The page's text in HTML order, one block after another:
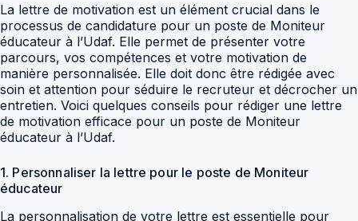
La lettre de motivation est un élément crucial dans le
processus de candidature pour un poste de Moniteur
éducateur à l’Udaf. Elle permet de présenter votre
parcours, vos compétences et votre motivation de
manière personnalisée. Elle doit donc être rédigée avec
soin et attention pour séduire le recruteur et décrocher un
entretien. Voici quelques conseils pour rédiger une lettre
de motivation efficace pour un poste de Moniteur
éducateur à l’Udaf.
1. Personnaliser la lettre pour le poste de Moniteur
éducateur
La personnalisation de votre lettre est essentielle pour